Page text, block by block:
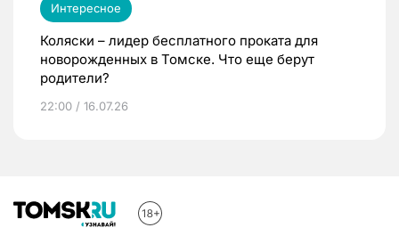
Интересное
Коляски – лидер бесплатного проката для
новорожденных в Томске. Что еще берут
родители?
22:00 / 16.07.26